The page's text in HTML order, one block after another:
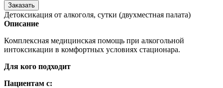
Заказать
Детоксикация от алкоголя, сутки (двухместная палата)
Описание
Комплексная медицинская помощь при алкогольной
интоксикации в комфортных условиях стационара.
Для кого подходит
Пациентам с: